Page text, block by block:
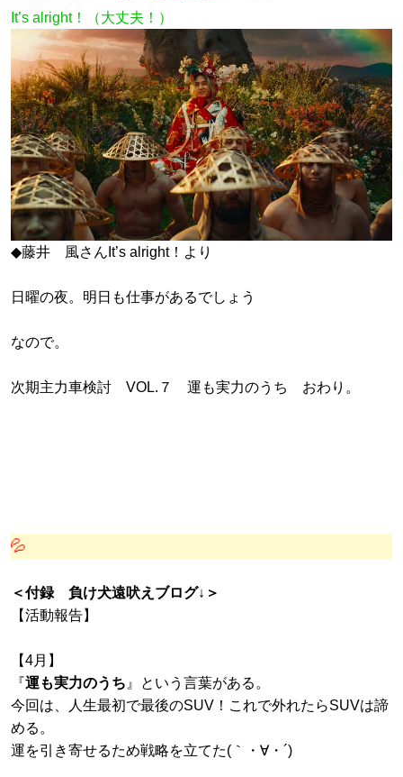
It’s alright！（大丈夫！）
◆藤井 風さんIt’s alright！より
日曜の夜。明日も仕事があるでしょう
なので。
次期主力車検討 VOL.７ 運も実力のうち おわり。
＜付録 負け犬遠吠えブログ↓＞
【活動報告】
【4月】
『運も実力のうち』という言葉がある。
今回は、人生最初で最後のSUV！これで外れたらSUVは諦
める。
運を引き寄せるため戦略を立てた(｀・∀・´)